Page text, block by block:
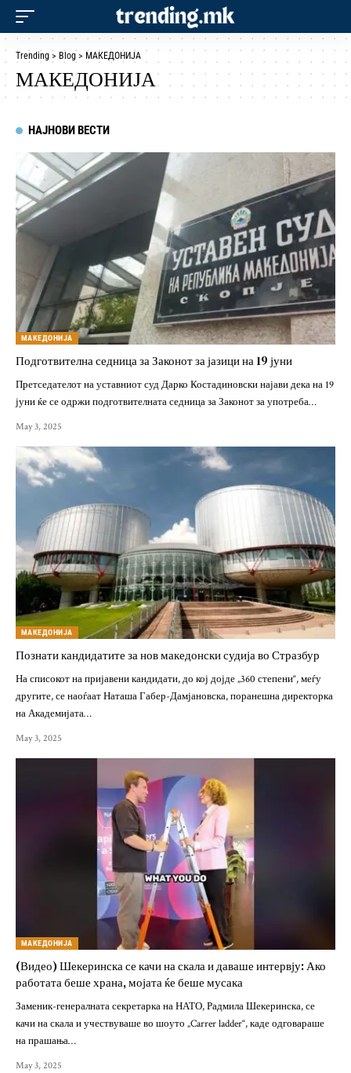
Trending > Blog > МАКЕДОНИЈА
МАКЕДОНИЈА
НАЈНОВИ ВЕСТИ
МАКЕДОНИЈА
Подготвителна седница за Законот за јазици на 19 јуни
Претседателот на уставниот суд Дарко Костадиновски најави дека на 19
јуни ќе се одржи подготвителната седница за Законот за употреба…
May 3, 2025
МАКЕДОНИЈА
Познати кандидатите за нов македонски судија во Стразбур
На списокот на пријавени кандидати, до кој дојде „360 степени“, меѓу
другите, се наоѓаат Наташа Габер-Дамјановска, поранешна директорка
на Академијата…
May 3, 2025
МАКЕДОНИЈА
(Видео) Шекеринска се качи на скала и даваше интервју: Ако
работата беше храна, мојата ќе беше мусака
Заменик-генералната секретарка на НАТО, Радмила Шекеринска, се
качи на скала и учествуваше во шоуто „Carrer ladder“, каде одговараше
на прашања…
May 3, 2025